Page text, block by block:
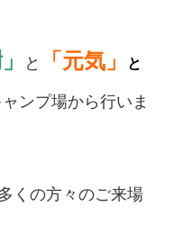
と 「元気」 と
ンプ場から行いま
くの方々のご来場